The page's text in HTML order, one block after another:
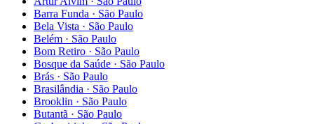
Barra Funda · São Paulo
Bela Vista · São Paulo
Belém · São Paulo
Bom Retiro · São Paulo
Bosque da Saúde · São Paulo
Brás · São Paulo
Brasilândia · São Paulo
Brooklin · São Paulo
Butantã · São Paulo